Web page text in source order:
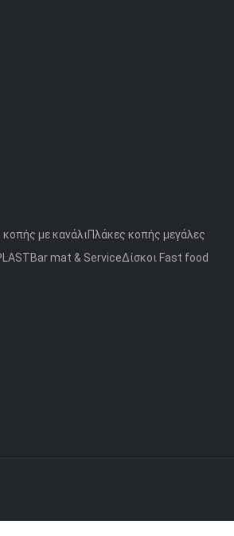
κοπής με κανάλιΠλάκες κοπής μεγάλες
Bar mat & ServiceΔίσκοι Fast food